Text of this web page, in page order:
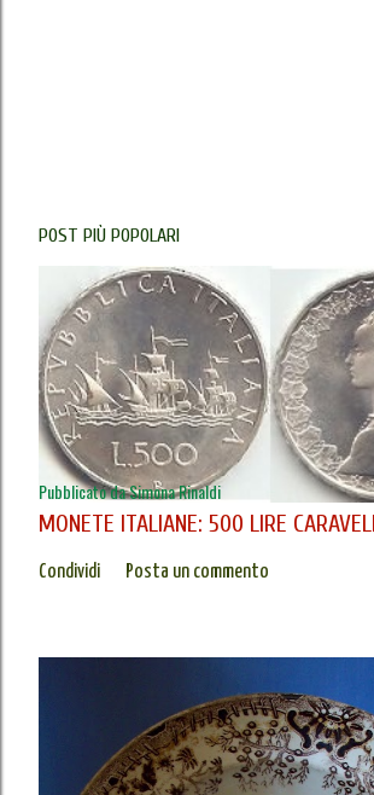
POST PIÙ POPOLARI
Pubblicato daSimona Rinaldi
MONETE ITALIANE: 500 LIRE
Condividi Posta un commento